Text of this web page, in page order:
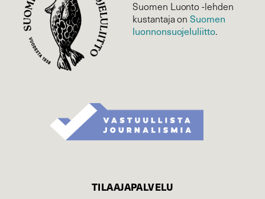
Suomen Luonto -lehden
kustantaja onSuomen
luonnonsuojelu­liitto.
TILAAJAPALVELU